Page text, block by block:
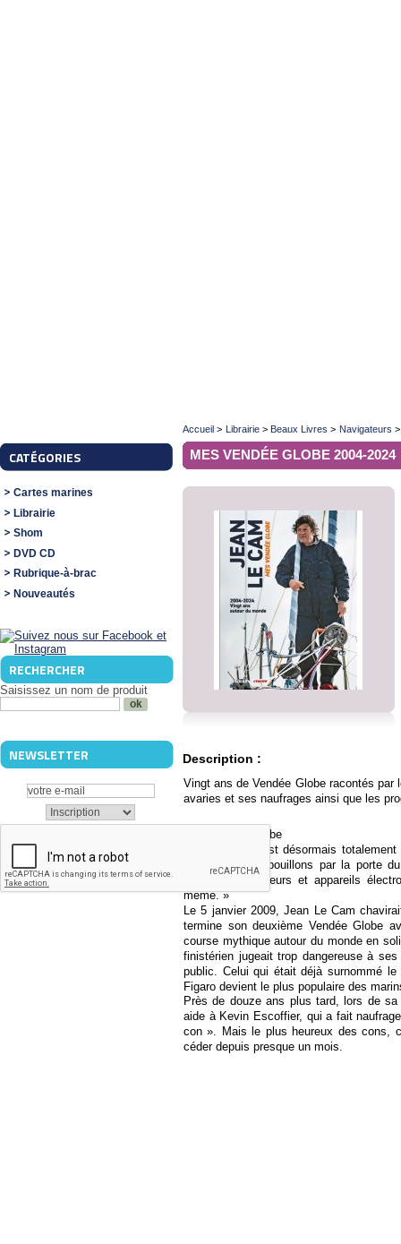
CATÉGORIES
Cartes marines
Librairie
Shom
DVD CD
Rubrique-à-brac
Nouveautés
RECHERCHER
Saisissez un nom de produit
NEWSLETTER
Accueil > Librairie > Beaux Livres > Navigateurs >
MES VENDÉE GLOBE 2004-2024
Description :
Vingt ans de Vendée Globe racontés
avaries et ses naufrages ainsi que les
Mes Vendée Globe
« Mon bateau est désormais
pénètre à gros bouillons par la porte
bateau : ordinateurs et appareils
même. »
Le 5 janvier 2009, Jean Le Cam
termine son deuxième Vendée Globe
course mythique autour du monde en
finistérien jugeait trop dangereuse à
public. Celui qui était déjà surnommé
Figaro devient le plus populaire des
Près de douze ans plus tard, lors de
aide à Kevin Escoffier, qui a fait
con ». Mais le plus heureux des cons,
céder depuis presque un mois.